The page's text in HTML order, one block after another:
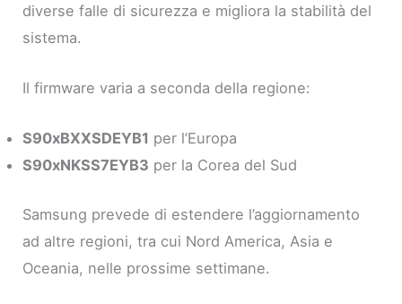
diverse falle di sicurezza e migliora la stabilità del
sistema.
Il firmware varia a seconda della regione:
S90xBXXSDEYB1 per l’Europa
S90xNKSS7EYB3 per la Corea del Sud
Samsung prevede di estendere l’aggiornamento
ad altre regioni, tra cui Nord America, Asia e
Oceania, nelle prossime settimane.